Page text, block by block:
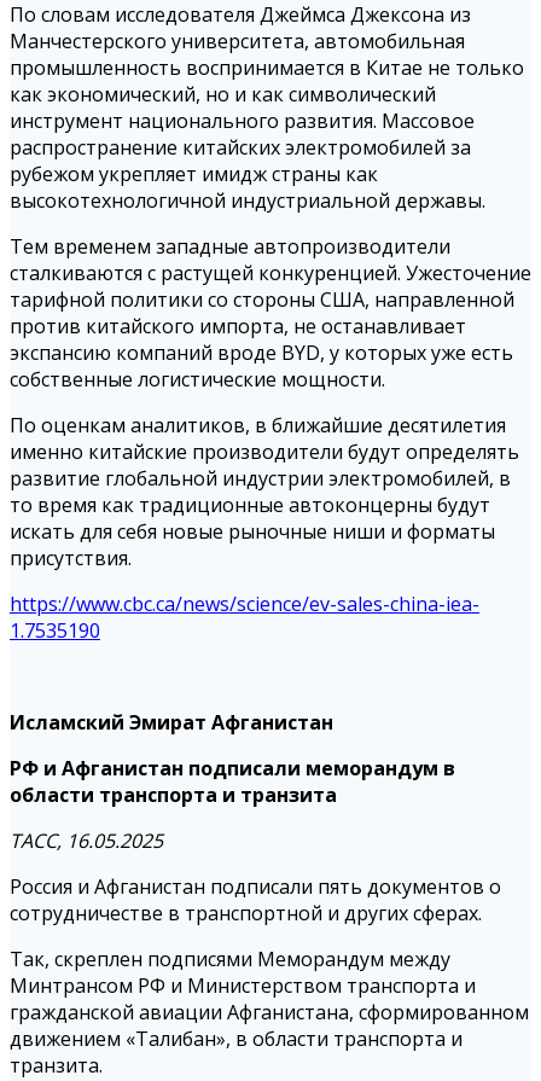
По словам исследователя Джеймса Джексона из
Манчестерского университета, автомобильная
промышленность воспринимается в Китае не только
как экономический, но и как символический
инструмент национального развития. Массовое
распространение китайских электромобилей за
рубежом укрепляет имидж страны как
высокотехнологичной индустриальной державы.
Тем временем западные автопроизводители
сталкиваются с растущей конкуренцией. Ужесточение
тарифной политики со стороны США, направленной
против китайского импорта, не останавливает
экспансию компаний вроде BYD, у которых уже есть
собственные логистические мощности.
По оценкам аналитиков, в ближайшие десятилетия
именно китайские производители будут определять
развитие глобальной индустрии электромобилей, в
то время как традиционные автоконцерны будут
искать для себя новые рыночные ниши и форматы
присутствия.
https://www.cbc.ca/news/science/ev-sales-china-iea-
1.7535190
Исламский Эмират Афганистан
РФ и Афганистан подписали меморандум в
области транспорта и транзита
ТАСС, 16.05.2025
Россия и Афганистан подписали пять документов о
сотрудничестве в транспортной и других сферах.
Так, скреплен подписями Меморандум между
Минтрансом РФ и Министерством транспорта и
гражданской авиации Афганистана, сформированном
движением «Талибан», в области транспорта и
транзита.